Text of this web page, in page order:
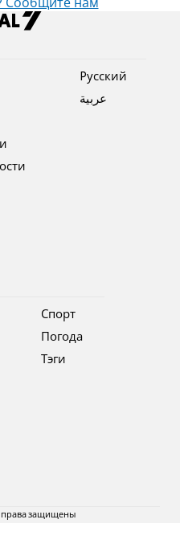
Сообщите нам
Pусский
عربية
Спорт
Погода
Тэги
права защищены